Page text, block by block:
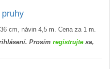
pruhy
cm, návin 4,5 m. Cena za 1 m.
Prosím registrujte sa,